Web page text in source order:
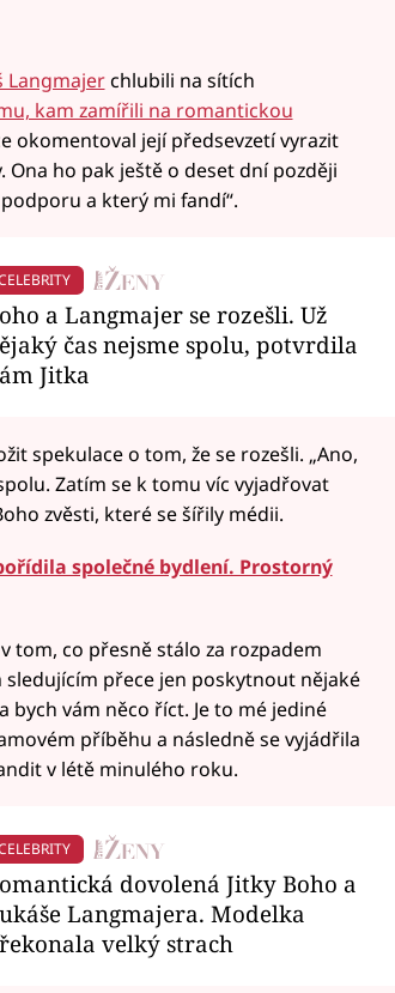
Langmajerchlubili na sítích
kam zamířili na romantickou
okomentoval její předsevzetí vyrazit
ho pak ještě o deset dní později
a který mi fandí“.
a Langmajer se rozešli. Už
čas nejsme spolu, potvrdila
Jitka
spekulace o tom, že se rozešli. „Ano,
Zatím se k tomu víc vyjadřovat
zvěsti, které se šířily médii.
společné bydlení. Prostorný
tom, co přesně stálo za rozpadem
sledujícím přece jen poskytnout nějaké
bych vám něco říct. Je to mé jediné
příběhu a následně se vyjádřila
v létě minulého roku.
dovolená Jitky Boho a
Langmajera. Modelka
velký strach